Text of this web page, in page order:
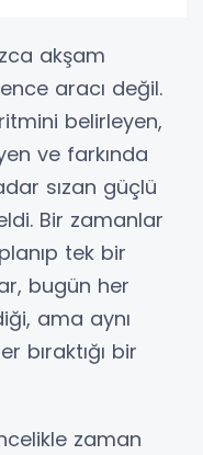
akşam
aracı değil.
belirleyen,
ve farkında
sızan güçlü
Bir zamanlar
tek bir
bugün her
ama aynı
bıraktığı bir
zaman